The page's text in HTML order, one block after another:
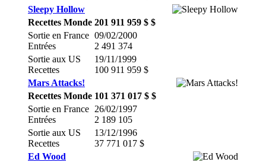
Sleepy Hollow
Recettes Monde 201 911 959 $ $
Sortie en France
Entrées
09/02/2000
2 491 374
Sortie aux US
Recettes
19/11/1999
100 911 959 $
Mars Attacks!
Recettes Monde 101 371 017 $ $
Sortie en France
Entrées
26/02/1997
2 189 105
Sortie aux US
Recettes
13/12/1996
37 771 017 $
Ed Wood